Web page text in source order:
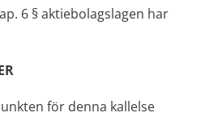
6 § aktiebolagslagen har
för denna kallelse